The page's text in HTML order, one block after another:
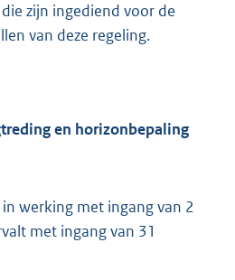
zijn ingediend voor de
van deze regeling.
en horizonbepaling
werking met ingang van 2
met ingang van 31